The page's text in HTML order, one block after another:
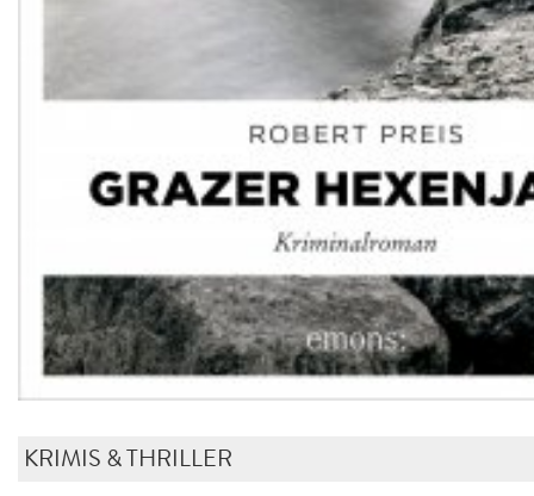
KRIMIS & THRILLER